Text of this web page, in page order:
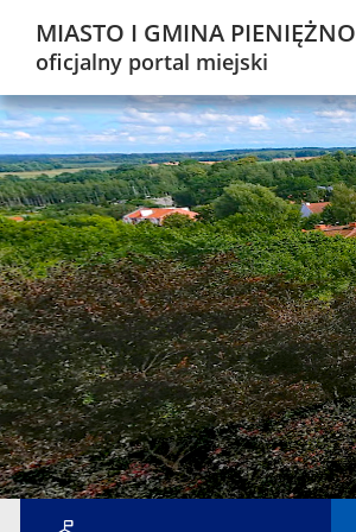
MIASTO I GMINA PIENIĘŻNO
oficjalny portal miejski